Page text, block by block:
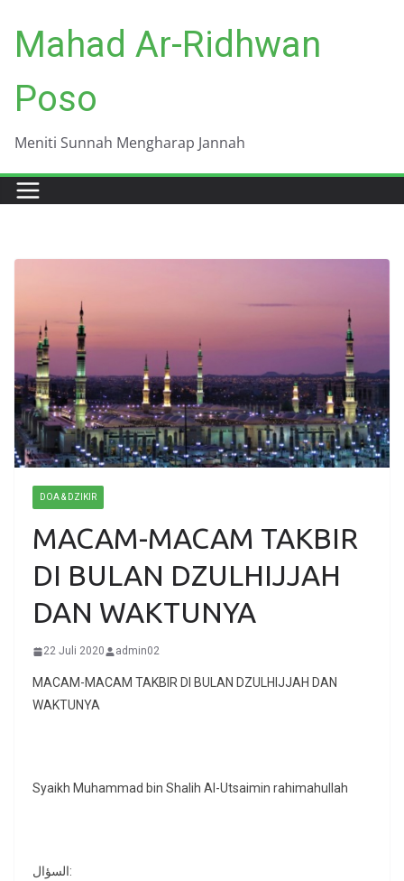
content
Mahad Ar-Ridhwan
Poso
Meniti Sunnah Mengharap Jannah
DOA & DZIKIR
MACAM-MACAM TAKBIR
DI BULAN DZULHIJJAH
DAN WAKTUNYA
22 Juli 2020 admin02
MACAM-MACAM TAKBIR DI BULAN DZULHIJJAH DAN
WAKTUNYA
Syaikh Muhammad bin Shalih Al-Utsaimin rahimahullah
السؤال: